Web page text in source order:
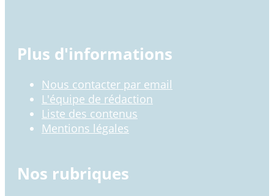
Plus d'informations
Nous contacter par email
L'équipe de rédaction
Liste des contenus
Mentions légales
Nos rubriques